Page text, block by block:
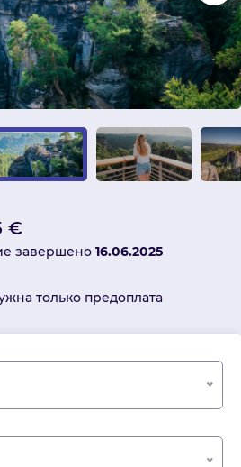
€
завершено 16.06.2025
только предоплата